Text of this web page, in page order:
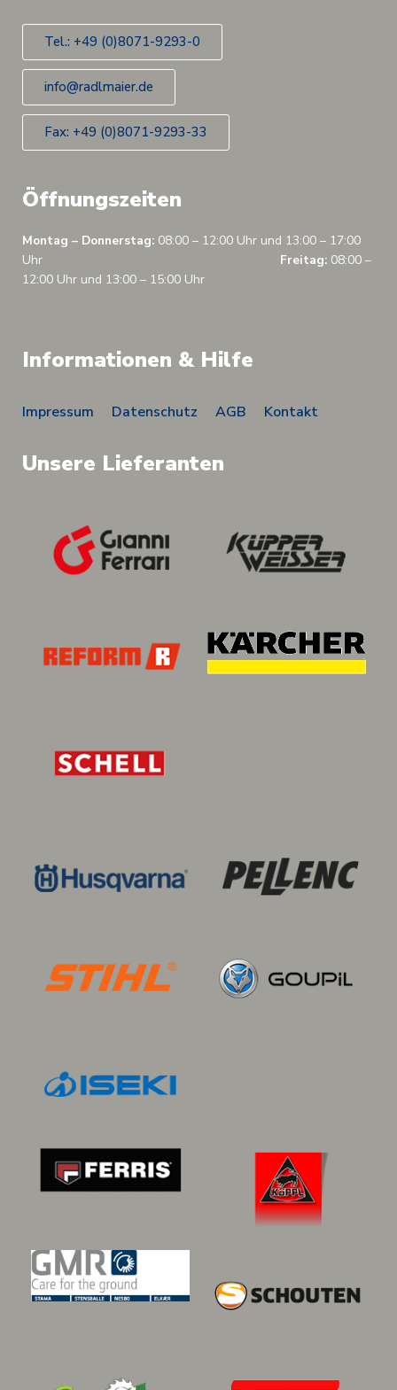
Tel.: +49 (0)8071-9293-0
info@radlmaier.de
Fax: +49 (0)8071-9293-33
Öffnungszeiten
Montag – Donnerstag: 08:00 – 12:00 Uhr und 13:00 – 17:00
Uhr Freitag: 08:00 –
12:00 Uhr und 13:00 – 15:00 Uhr
Informationen & Hilfe
Impressum Datenschutz AGB Kontakt
Unsere Lieferanten